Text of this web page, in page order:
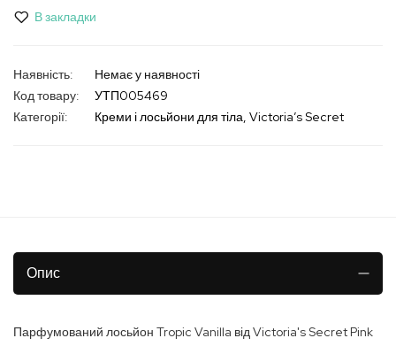
В закладки
Немає у наявності
Код товару
УТП005469
Категорії:
Креми і лосьйони для тіла Victoria’s Secret
Опис
Парфумований лосьйон Tropic Vanilla від Victoria's Secret Pink